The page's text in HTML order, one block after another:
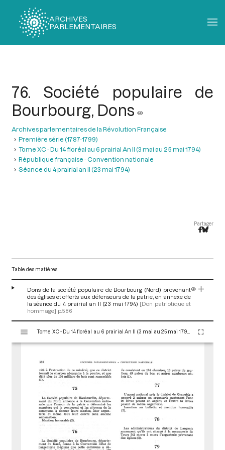
ARCHIVES
PARLEMENTAIRES
76. Société populaire de
Bourbourg, Dons
Archives parlementaires de la Révolution Française
Première série (1787-1799)
Tome XC - Du 14 floréal au 6 prairial An II (3 mai au 25 mai 1794)
République française - Convention nationale
Séance du 4 prairial an II (23 mai 1794)
Partager
Table des matières
Dons de la société populaire de Bourbourg (Nord) provenant
des églises et offerts aux défenseurs de la patrie, en annexe de
la séance du 4 prairial an II (23 mai 1794) [Don patriotique et
hommage] p.586
s